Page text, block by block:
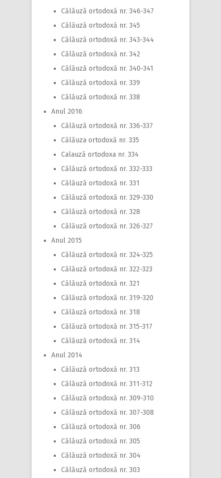
Călăuză ortodoxă nr. 346-347
Călăuză ortodoxă nr. 345
Călăuză ortodoxă nr. 343-344
Călăuză ortodoxă nr. 342
Călăuză ortodoxă nr. 340-341
Călăuză ortodoxă nr. 339
Călăuză ortodoxă nr. 338
Anul 2016
Călăuză ortodoxă nr. 336-337
Călăuza ortodoxă nr. 335
Calauză ortodoxa nr. 334
Călăuză ortodoxă nr. 332-333
Călăuză ortodoxă nr. 331
Călăuză ortodoxă nr. 329-330
Călăuză ortodoxă nr. 328
Călăuză ortodoxă nr. 326-327
Anul 2015
Călăuză ortodoxă nr. 324-325
Călăuză ortodoxă nr. 322-323
Călăuză ortodoxă nr. 321
Călăuză ortodoxă nr. 319-320
Călăuză ortodoxă nr. 318
Călăuză ortodoxă nr. 315-317
Călăuză ortodoxă nr. 314
Anul 2014
Călăuză ortodoxă nr. 313
Călăuză ortodoxă nr. 311-312
Călăuză ortodoxă nr. 309-310
Călăuză ortodoxă nr. 307-308
Călăuză ortodoxă nr. 306
Călăuză ortodoxă nr. 305
Călăuză ortodoxă nr. 304
Călăuză ortodoxă nr. 303